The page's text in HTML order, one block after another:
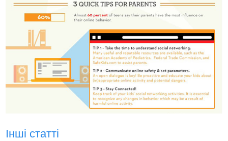
Інші статті